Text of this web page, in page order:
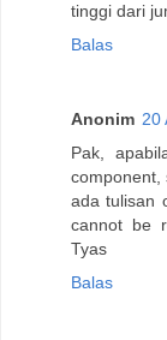
tinggi dari
Balas
Anonim 20
Pak,
component,
ada tulisan
cannot be
Tyas
Balas